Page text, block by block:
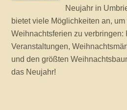
Neujahr in
bietet viele Möglichkeiten an,
Weihnachtsferien zu verbringen:
Veranstaltungen,
und den größten
das Neujahr!